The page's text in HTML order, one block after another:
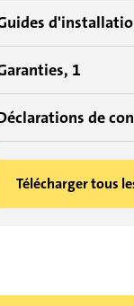
1
de
Télécharger tous